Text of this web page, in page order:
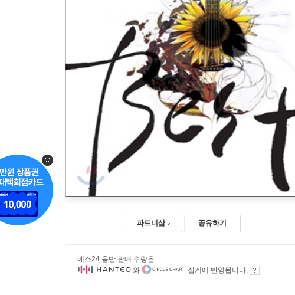
파트너샵 공유하기
예스24 음반 판매 수량은
와
집계에 반영됩니다.